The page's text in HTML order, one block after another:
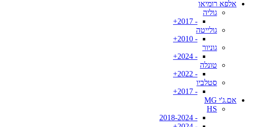
אלפא רומיאו
גוליה
- 2017+
גולייטה
- 2010+
גוניור
- 2024+
טונלה
- 2022+
סטלביו
- 2017+
אם.ג'י MG
HS
- 2018-2024